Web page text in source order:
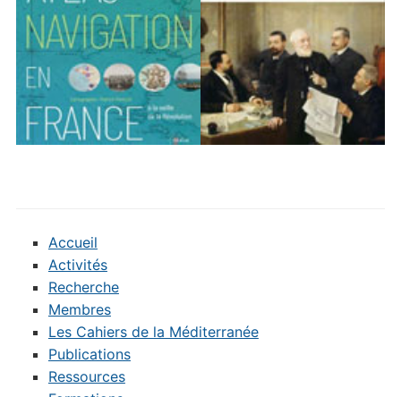
Accueil
Activités
Recherche
Membres
Les Cahiers de la Méditerranée
Publications
Ressources